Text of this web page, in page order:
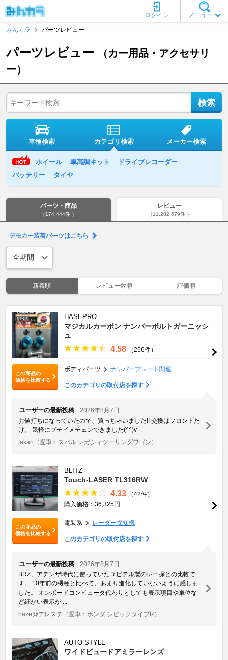
メニュー
ログイン
みんカラ
パーツレビュー
パーツレビュー
（カー用品・アクセサリ
ー）
車種検索 カテゴリ検索 メーカー検索
ホイール 車高調キット
ドライブレコーダー
バッテリー
タイヤ
パーツ・商品
（174,444件 ）
レビュー
（11,282,679件 ）
デモカー装着パーツはこちら
新着順 レビュー数順 評価順
この商品の
価格を比較する
HASEPRO
マジカルカーボン ナンバーボルトガーニッシ
ュ
4.58 （256件）
ボディパーツ ナンバープレート関連
このカテゴリの取付店を探す
ユーザーの最新投稿
2026年8月7日
お値打ちになっていたので、買っちゃいました!! 交換はフロントだ
け。 気軽にプチイメチェンできました(^^)v
takan （愛車：スバル レガシィツーリングワゴン）
この商品の
価格を比較する
BLITZ
Touch-LASER TL316RW
4.33
（42件）
購入価格：36,325円
電装系 レーダー探知機
このカテゴリの取付店を探す
ユーザーの最新投稿
2026年8月7日
BRZ、アテンザ時代に使っていたユピテル製のレー探との比較で
す。 10年前の機種と比べて、あまり進化していないように感じま
した。 オンボードコンピュータ代わりとしても表示項目や単位な
ど細かい表示が ...
haze@デレステ （愛車：ホンダ シビックタイプR）
AUTO STYLE
ワイドビュードアミラーレンズ